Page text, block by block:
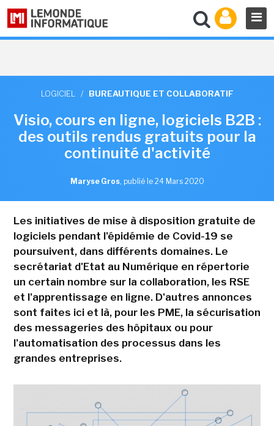
LOGICIEL / BUREAUTIQUE ET COLLABORATIF
Visio, cours en ligne, logiciels B2B :
des outils rendus gratuits pour la
continuité d'activité
Maryse Gros, publié le 24 Mars 2020
Les initiatives de mise à disposition gratuite de
logiciels pendant l'épidémie de Covid-19 se
poursuivent, dans différents domaines. Le
secrétariat d'Etat au Numérique en répertorie
un certain nombre sur la collaboration, les RSE
et l'apprentissage en ligne. D'autres annonces
sont faites ici et là, pour les PME, la sécurisation
des messageries des hôpitaux ou pour
l'automatisation des processus dans les
grandes entreprises.